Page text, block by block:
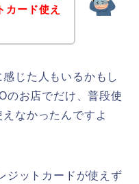
カード使え
じた人もいるかもし
のお店でだけ、普段使
なかったんですよ
ジットカードが使えず